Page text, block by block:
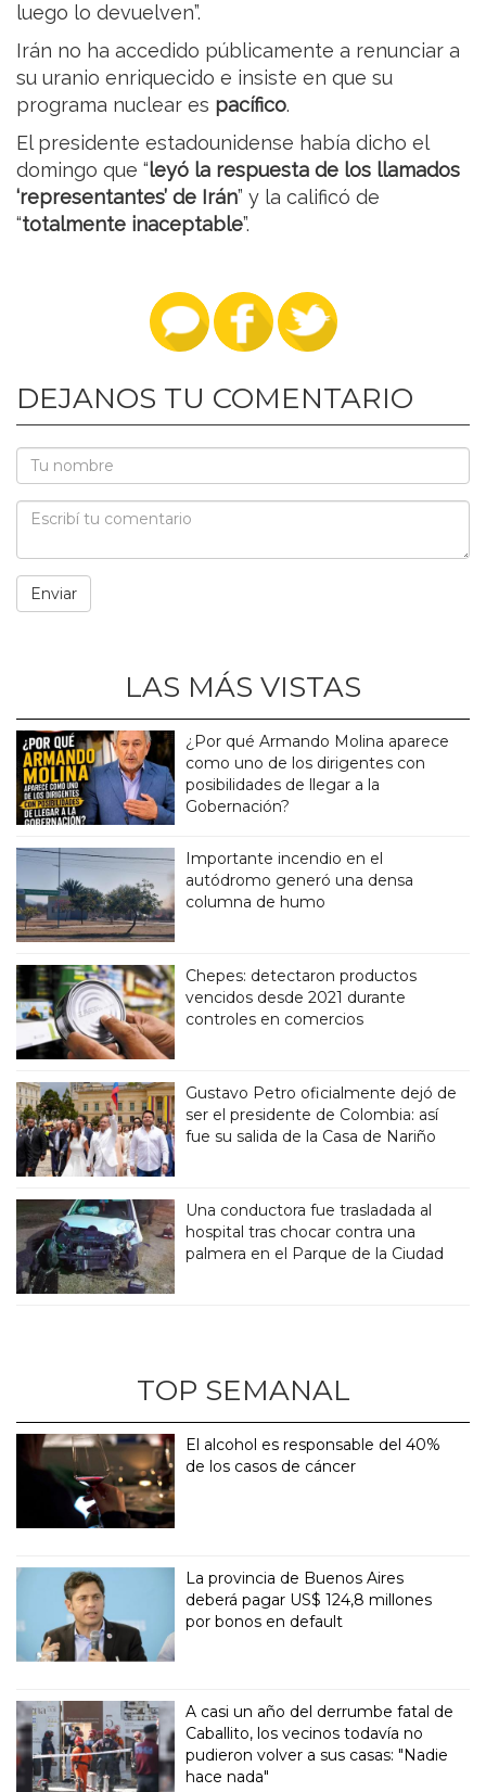
luego lo devuelven”.
Irán no ha accedido públicamente a renunciar a
su uranio enriquecido e insiste en que su
programa nuclear es pacífico.
El presidente estadounidense había dicho el
domingo que “leyó la respuesta de los llamados
‘representantes’ de Irán” y la calificó de
“totalmente inaceptable”.
DEJANOS TU COMENTARIO
LAS MÁS VISTAS
¿Por qué Armando Molina aparece
como uno de los dirigentes con
posibilidades de llegar a la
Gobernación?
Importante incendio en el
autódromo generó una densa
columna de humo
Chepes: detectaron productos
vencidos desde 2021 durante
controles en comercios
Gustavo Petro oficialmente dejó de
ser el presidente de Colombia: así
fue su salida de la Casa de Nariño
Una conductora fue trasladada al
hospital tras chocar contra una
palmera en el Parque de la Ciudad
TOP SEMANAL
El alcohol es responsable del 40%
de los casos de cáncer
La provincia de Buenos Aires
deberá pagar US$ 124,8 millones
por bonos en default
A casi un año del derrumbe fatal de
Caballito, los vecinos todavía no
pudieron volver a sus casas: "Nadie
hace nada"